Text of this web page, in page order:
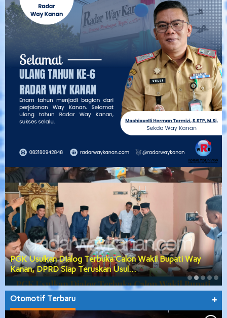
PGK Usulkan Dialog Terbuka Calon Wakil Bupati Way
Kanan, DPRD Siap Teruskan Usul…
Otomotif Terbaru +